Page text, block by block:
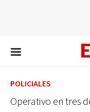
POLICIALES
Operativo en tres